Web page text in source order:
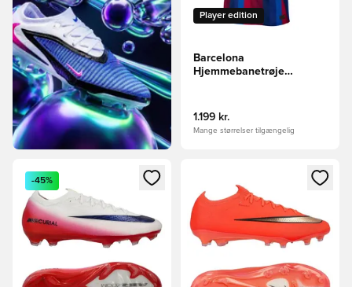
Player edition
Barcelona
Hjemmebanetrøje
1.199 kr.
Mange størrelser tilgængelig
Åbner en Modal til at logge ind eller tilmelde dig som
-45%
Åbner en Modal til at logge